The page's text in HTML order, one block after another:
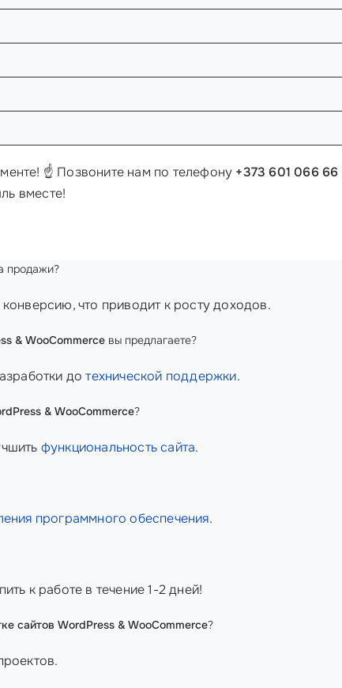
☝️ Позвоните нам по телефону +373 601 066 66
вместе!
продажи?
что приводит к росту доходов.
& WooCommerce вы предлагаете?
дотехнической поддержки.
& WooCommerce?
функциональность сайта.
программного обеспечения.
к работе в течение 1-2 дней!
сайтов WordPress & WooCommerce?